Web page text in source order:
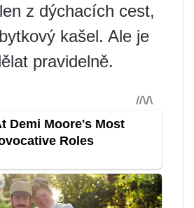
z dýchacích cest,
kašel. Ale je
pravidelně.